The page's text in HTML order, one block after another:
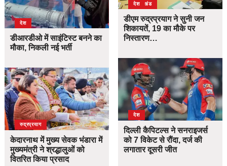
देश
डीआरडीओ में साइंटिस्ट बनने का
मौका, निकली नई भर्ती
उत्तराखंड
देश
रुद्रप्रयाग
केदारनाथ में मुख्य सेवक भंडारा में
मुख्यमंत्री ने श्रद्धालुओं को
वितरित किया प्रसाद
उत्तराखंड
देश
डीएम रुद्रप्रयाग ने सुनी जन
शिकायतें, 19 का मौके पर
निस्तारण…
देश
दिल्ली कैपिटल्स ने सनराइजर्स
को 7 विकेट से रौंदा, दर्ज की
लगातार दूसरी जीत